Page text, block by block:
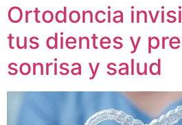
Ortodoncia
tus dientes y
sonrisa y salud